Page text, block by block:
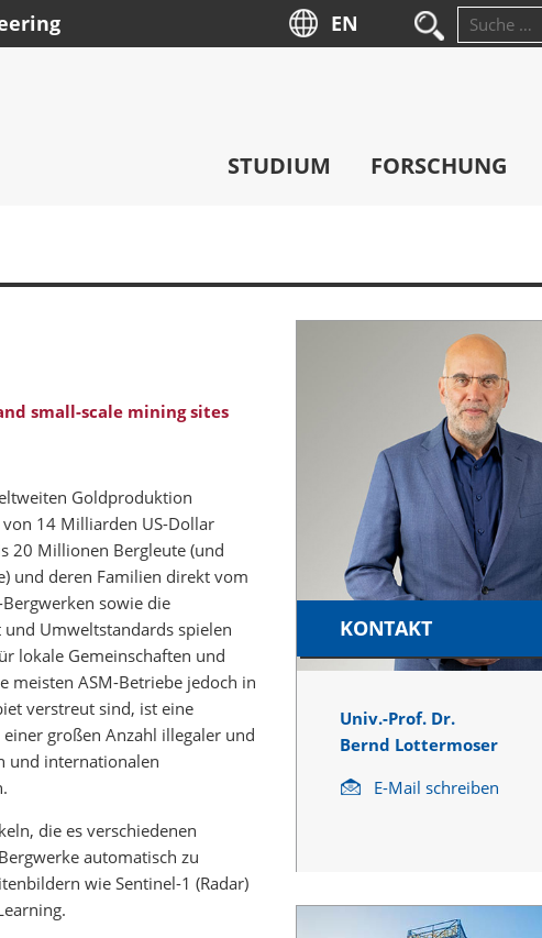
Suche
nach:
EN
STUDIUM FORSCHUNG
small-scale mining sites
Goldproduktion
14 Milliarden US-Dollar
20 Millionen Bergleute (und
und deren Familien direkt vom
sowie die
Umweltstandards spielen
lokale Gemeinschaften und
meisten ASM-Betriebe jedoch in
verstreut sind, ist eine
großen Anzahl illegaler und
und internationalen
die es verschiedenen
automatisch zu
wie Sentinel-1 (Radar)
KONTAKT
Univ.-Prof. Dr.
Bernd Lottermoser
E-Mail schreiben